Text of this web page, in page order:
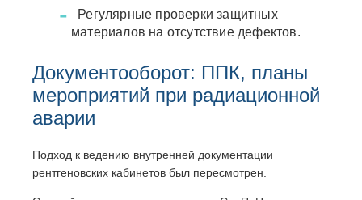
Регулярные проверки защитных
материалов на отсутствие дефектов.
Документооборот: ППК, планы
мероприятий при радиационной
аварии
Подход к ведению внутренней документации
рентгеновских кабинетов был пересмотрен.